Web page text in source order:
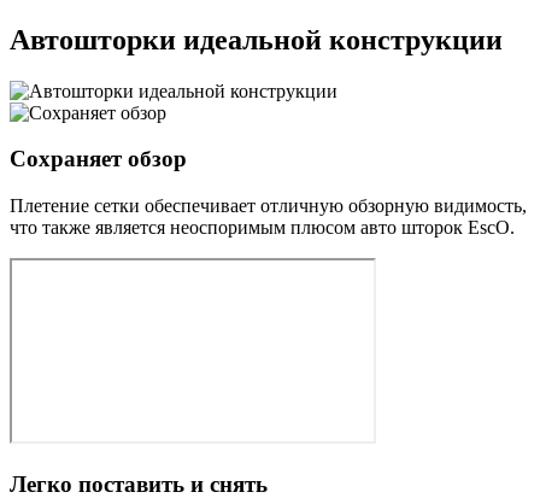
Автошторки идеальной конструкции
Сохраняет обзор
Плетение сетки обеспечивает отличную обзорную видимость,
что также является неоспоримым плюсом авто шторок EscO.
Легко поставить и снять